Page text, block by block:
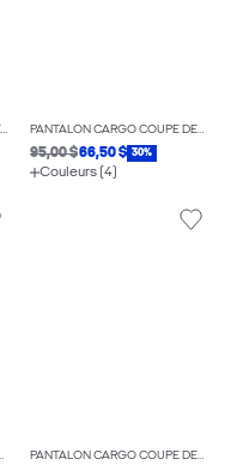
JEAN TED 918 COUPE RÉGULIÈRE PANTALON CARGO COUPE DÉCONTRACTÉE
95,00 $66,50 $ 30%
Couleurs (4)
FUSELÉE PANTALON CARGO COUPE DÉCONTRACTÉE